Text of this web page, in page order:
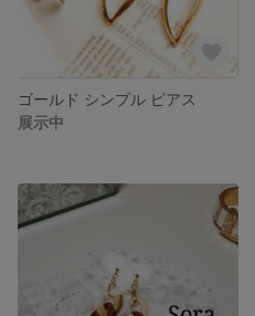
ゴールド シンプル ピアス
展示中